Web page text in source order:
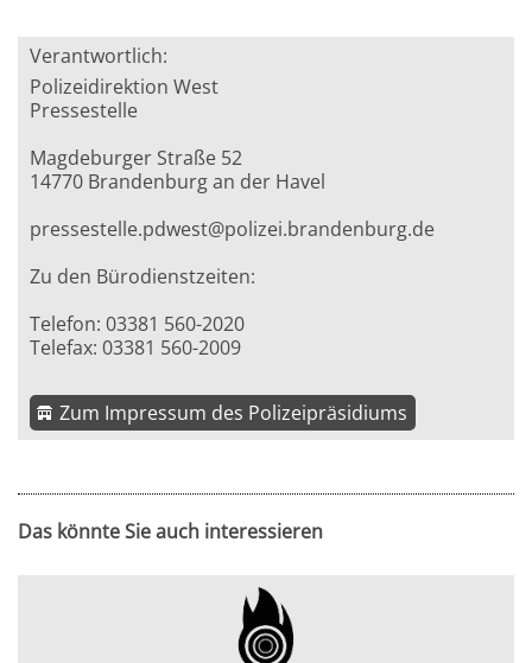
Verantwortlich:
Polizeidirektion West
Pressestelle
Magdeburger Straße 52
14770 Brandenburg an der Havel
pressestelle.pdwest@polizei.brandenburg.de
Zu den Bürodienstzeiten:
Telefon: 03381 560-2020
Telefax: 03381 560-2009
Zum Impressum des Polizeipräsidiums
Das könnte Sie auch interessieren